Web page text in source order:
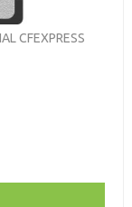
CFEXPRESS